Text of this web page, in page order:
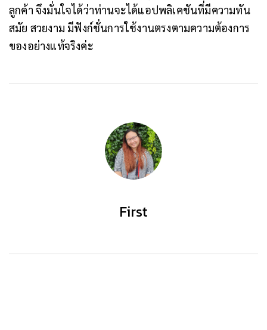
ลูกค้า จึงมั่นใจได้ว่าท่านจะได้แอปพลิเคชันที่มีความทัน
สมัย สวยงาม มีฟังก์ชั่นการใช้งานตรงตามความต้องการ
ของอย่างแท้จริงค่ะ
First